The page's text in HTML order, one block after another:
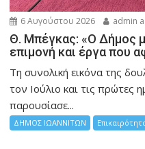
6 Αυγούστου 2026 admin
Θ. Μπέγκας: «Ο Δήμος
επιμονή και έργα που
Τη συνολική εικόνα της
τον Ιούλιο και τις πρώτες
παρουσίασε...
ΔΗΜΟΣ ΙΩΑΝΝΙΤΩΝ